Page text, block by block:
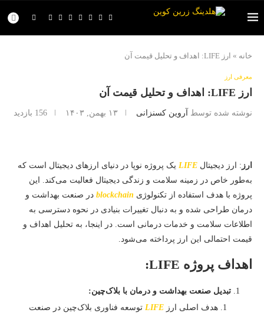
خانه » ارز LIFE: اهداف و تحلیل قیمت آن
معرفی ارز
ارز LIFE: اهداف و تحلیل قیمت آن
نوشته شده توسط آروین کسنزانی ۱۳ بهمن, ۱۴۰۳ 156 بازدید
ارز : ارز دیجیتال LIFE یک پروژه نوپا در دنیای ارزهای دیجیتال است که
به‌طور خاص در زمینه سلامت و زندگی دیجیتال فعالیت می‌کند. این
پروژه با هدف استفاده از تکنولوژی blockchain در صنعت بهداشت و
درمان طراحی شده و به دنبال تغییرات بنیادی در نحوه دسترسی به
اطلاعات سلامت و خدمات درمانی است. در اینجا، به تحلیل اهداف و
قیمت احتمالی این ارز پرداخته می‌شود.
اهداف پروژه LIFE:
تبدیل صنعت بهداشت و درمان با بلاک‌چین:
هدف اصلی ارز LIFE توسعه فناوری بلاک‌چین در صنعت